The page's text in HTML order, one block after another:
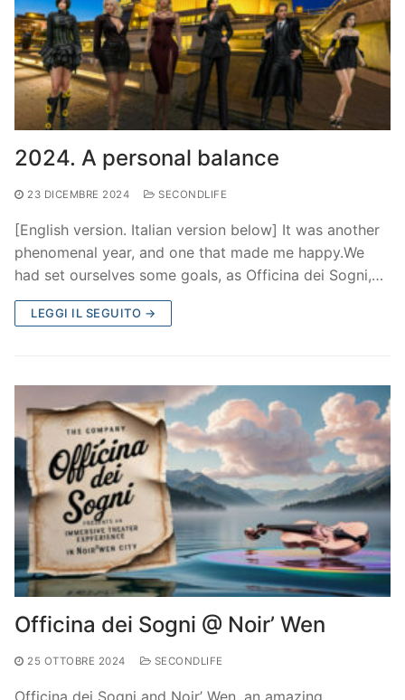
2024. A personal balance
23 DICEMBRE 2024 SECONDLIFE
[English version. Italian version below] It was another
phenomenal year, and one that made me happy.We
had set ourselves some goals, as Officina dei Sogni,…
LEGGI IL SEGUITO →
Officina dei Sogni @ Noir’ Wen
25 OTTOBRE 2024 SECONDLIFE
Officina dei Sogni and Noir’ Wen, an amazing